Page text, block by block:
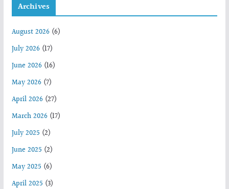
Archives
August 2026(6)
July 2026(17)
June 2026(16)
May 2026(7)
April 2026(27)
March 2026(17)
July 2025 (2)
June 2025 (2)
May 2025 (6)
April 2025 (3)